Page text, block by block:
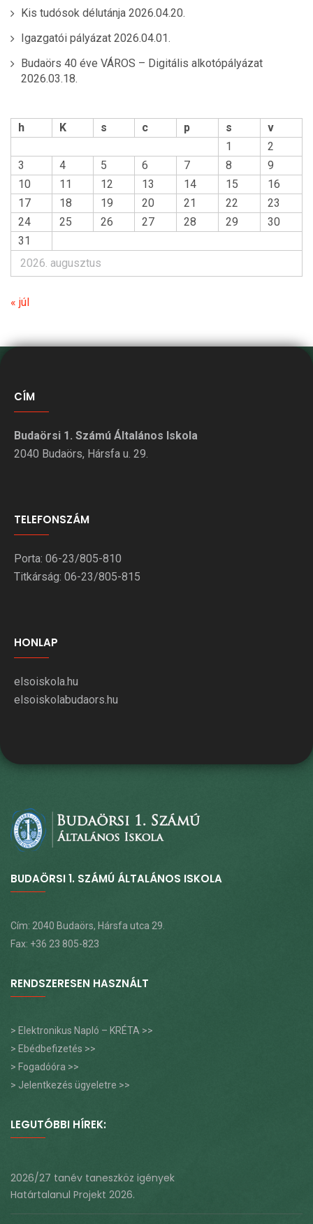
Kis tudósok délutánja 2026.04.20.
Igazgatói pályázat 2026.04.01.
Budaörs 40 éve VÁROS – Digitális alkotópályázat
2026.03.18.
2026. augusztus
h K s c p s
v
1
2
3
4 5 6 7 8
9
10
11 12 13 14 15
16
17
18 19 20 21 22
23
24
25 26 27 28 29
30
31
« júl
CÍM
Budaörsi 1. Számú Általános Iskola
2040 Budaörs, Hársfa u. 29.
TELEFONSZÁM
Porta: 06-23/805-810
Titkárság: 06-23/805-815
HONLAP
elsoiskola.hu
elsoiskolabudaors.hu
BUDAÖRSI 1. SZÁMÚ ÁLTALÁNOS ISKOLA
Cím: 2040 Budaörs, Hársfa utca 29.
Fax: +36 23 805-823
RENDSZERESEN HASZNÁLT
> Elektronikus Napló – KRÉTA >>
> Ebédbefizetés >>
> Fogadóóra >>
> Jelentkezés ügyeletre >>
LEGUTÓBBI HÍREK:
2026/27 tanév taneszköz igények
Határtalanul Projekt 2026.